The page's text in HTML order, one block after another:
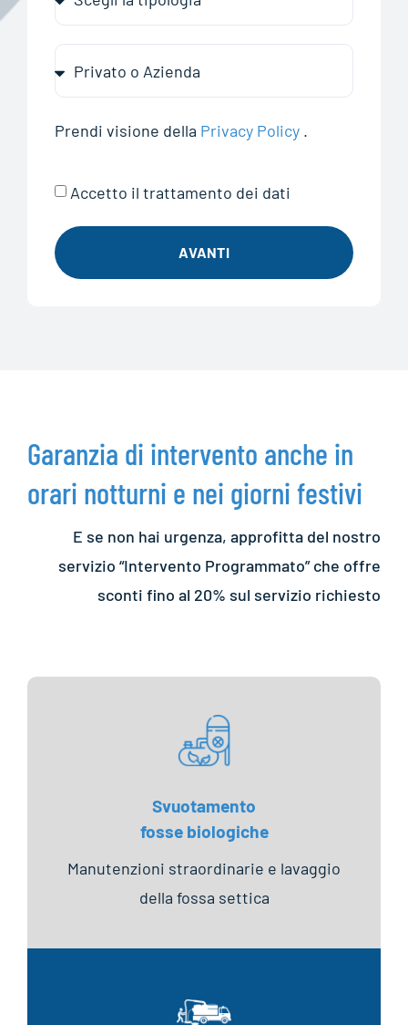
Prendi visione della Privacy Policy .
Accetto il trattamento dei dati
AVANTI
Garanzia di intervento anche in
orari notturni e nei giorni festivi
E se non hai urgenza, approfitta del nostro
servizio “Intervento Programmato” che offre
sconti fino al 20% sul servizio richiesto
Svuotamento
fosse biologiche
Manutenzioni straordinarie e lavaggio
della fossa settica